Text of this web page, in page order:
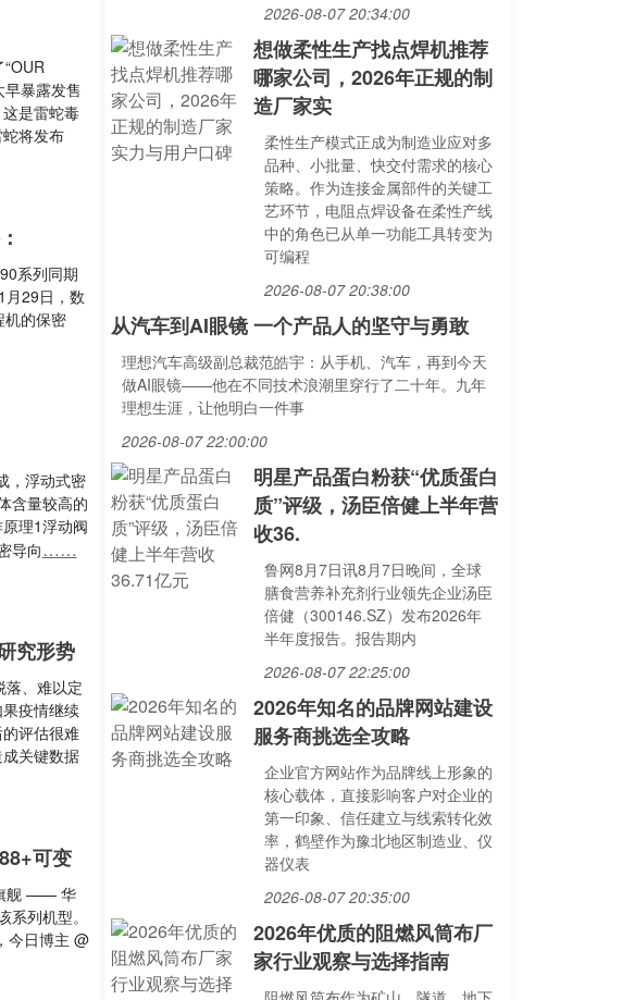
早暴露发售
是雷蛇毒
将发布
系列同期
月29日，数
机的保密
，浮动式密
含量较高的
理1浮动阀
导向……
究形势
落、难以定
疫情继续
评估很难
关键数据
可变
舰 —— 华
列机型。
今日博主 @
2026-08-07 20:34:00
想做柔性生产找点焊机推荐
哪家公司，2026年正规的制
造厂家实
柔性生产模式正成为制造业应对多
品种、小批量、快交付需求的核心
策略。作为连接金属部件的关键工
艺环节，电阻点焊设备在柔性产线
中的角色已从单一功能工具转变为
可编程
2026-08-07 20:38:00
从汽车到AI眼镜 一个产品人的坚守与勇敢
理想汽车高级副总裁范皓宇：从手机、汽车，再到今天
做AI眼镜——他在不同技术浪潮里穿行了二十年。九年
理想生涯，让他明白一件事
2026-08-07 22:00:00
明星产品蛋白粉获“优质蛋白
质”评级，汤臣倍健上半年营
收36.
鲁网8月7日讯8月7日晚间，全球
膳食营养补充剂行业领先企业汤臣
倍健（300146.SZ）发布2026年
半年度报告。报告期内
2026-08-07 22:25:00
2026年知名的品牌网站建设
服务商挑选全攻略
企业官方网站作为品牌线上形象的
核心载体，直接影响客户对企业的
第一印象、信任建立与线索转化效
率，鹤壁作为豫北地区制造业、仪
器仪表
2026-08-07 20:35:00
2026年优质的阻燃风筒布厂
家行业观察与选择指南